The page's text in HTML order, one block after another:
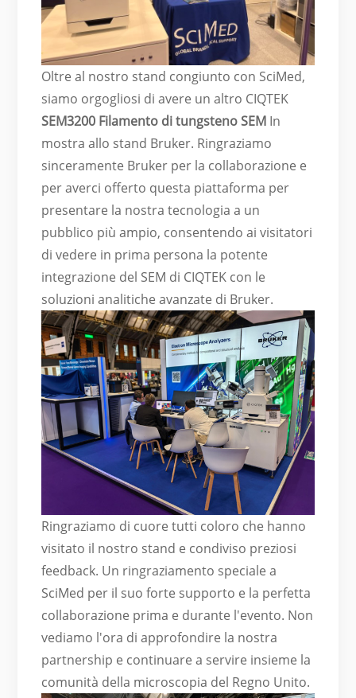
Oltre al nostro stand congiunto con SciMed,
siamo orgogliosi di avere un altro CIQTEK
SEM3200 Filamento di tungsteno SEM In
mostra allo stand Bruker. Ringraziamo
sinceramente Bruker per la collaborazione e
per averci offerto questa piattaforma per
presentare la nostra tecnologia a un
pubblico più ampio, consentendo ai visitatori
di vedere in prima persona la potente
integrazione del SEM di CIQTEK con le
soluzioni analitiche avanzate di Bruker.
Ringraziamo di cuore tutti coloro che hanno
visitato il nostro stand e condiviso preziosi
feedback. Un ringraziamento speciale a
SciMed per il suo forte supporto e la perfetta
collaborazione prima e durante l'evento. Non
vediamo l'ora di approfondire la nostra
partnership e continuare a servire insieme la
comunità della microscopia del Regno Unito.